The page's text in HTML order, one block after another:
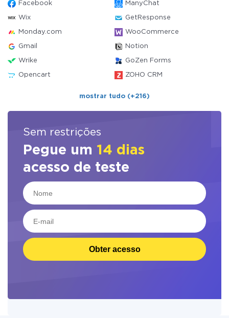
Facebook ManyChat
Wix GetResponse
Monday.com WooCommerce
Gmail Notion
Wrike GoZen Forms
Opencart ZOHO CRM
mostrar tudo (+216)
Sem restrições
Pegue um 14 dias
acesso de teste
Obter acesso